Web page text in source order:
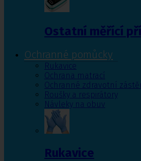
Ostatní měřící
Ochranné pomůcky
Rukavice
Ochrana matrací
Ochranné zdravotní
Roušky a respirátory
Návleky na obuv
Rukavice